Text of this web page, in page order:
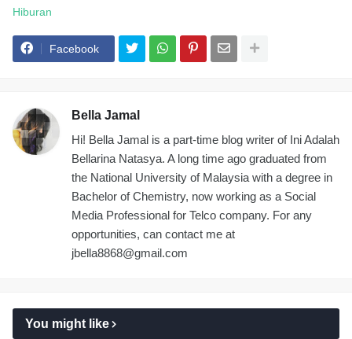
Hiburan
Facebook
Bella Jamal
Hi! Bella Jamal is a part-time blog writer of Ini Adalah
Bellarina Natasya. A long time ago graduated from
the National University of Malaysia with a degree in
Bachelor of Chemistry, now working as a Social
Media Professional for Telco company. For any
opportunities, can contact me at
jbella8868@gmail.com
You might like